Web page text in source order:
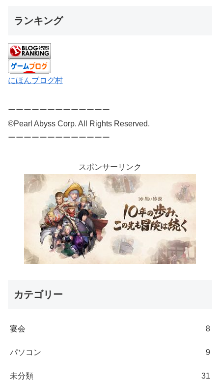
ランキング
にほんブログ村
ーーーーーーーーーーーーー
©Pearl Abyss Corp. All Rights Reserved.
ーーーーーーーーーーーーー
スポンサーリンク
カテゴリー
宴会 8
パソコン 9
未分類 31